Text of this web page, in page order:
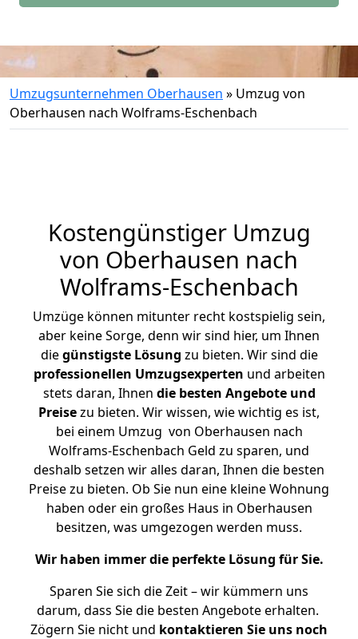
Umzugsunternehmen Oberhausen » Umzug von
Oberhausen nach Wolframs-Eschenbach
Kostengünstiger Umzug
von Oberhausen nach
Wolframs-Eschenbach
Umzüge können mitunter recht kostspielig sein,
aber keine Sorge, denn wir sind hier, um Ihnen
diegünstigste Lösung zu bieten. Wir sind die
professionellen Umzugsexperten und arbeiten
stets daran, Ihnen die besten Angebote und
Preisezu bieten. Wir wissen, wie wichtig es ist,
bei einem Umzug von Oberhausen nach
Wolframs-Eschenbach Geld zu sparen, und
deshalb setzen wir alles daran, Ihnen die besten
Preise zu bieten. Ob Sie nun eine kleine Wohnung
haben oder ein großes Haus in Oberhausen
besitzen, was umgezogen werden muss.
Wir haben immer die perfekte Lösung für Sie.
Sparen Sie sich die Zeit – wir kümmern uns
darum, dass Sie die besten Angebote erhalten.
Zögern Sie nicht und kontaktieren Sie uns noch